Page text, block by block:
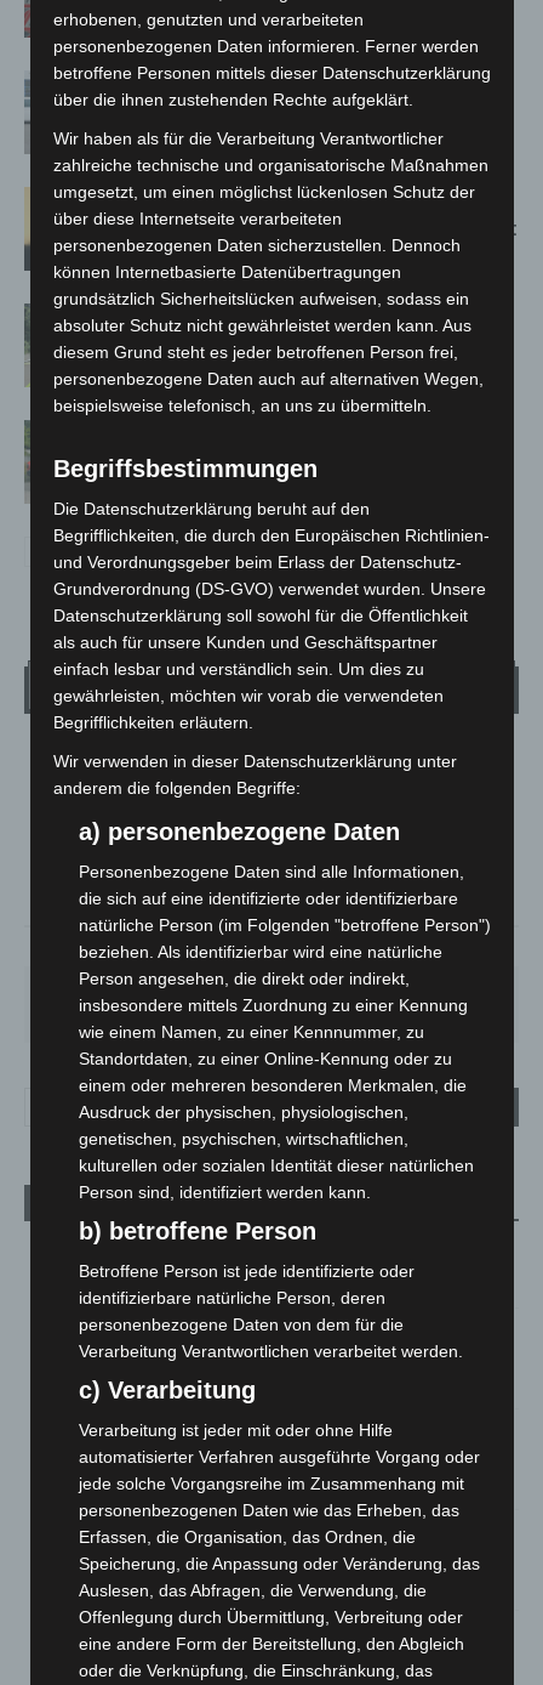
Bothfeld
Niedersachsen: Feuerwehrkräfte
kehren nach Waldbrandeinsatz aus
Spanien zurück
Hannover: Erste Tigermücken-
Population in Niedersachsen entdeckt
Brand im „Haus der Begegnung“ in
Neuwarmbüchen schnell eingedämmt
Notfallsanitäter starten beim Roten
Wetter
LANGENHAGEN
Überwiegend Bewölkt
23.5°C 24.5
22.2°
53% 1.3m/s 72%
27° 25 ° 26° 30° 34
Aktuelle Beiträge
10. August 2026
Kunst trifft Weingenuss: Barbara-Susann Mehring zeigt ihre
Werke im Jacques’ Wein-Depot Isernhagen
8. August 2026
A2: Zweite Turbobaustelle startet zwischen Hannover-West
und Bothfeld
8. August 2026
Niedersachsen: Feuerwehrkräfte kehren nach
Waldbrandeinsatz aus Spanien zurück
7. August 2026
Hannover: Erste Tigermücken-Population in Niedersachsen
erhobenen, genutzten und verarbeiteten
personenbezogenen Daten informieren. Ferner werden
betroffene Personen mittels dieser Datenschutzerklärung
über die ihnen zustehenden Rechte aufgeklärt.
Wir haben als für die Verarbeitung Verantwortlicher
zahlreiche technische und organisatorische Maßnahmen
umgesetzt, um einen möglichst lückenlosen Schutz der
über diese Internetseite verarbeiteten
personenbezogenen Daten sicherzustellen. Dennoch
können Internetbasierte Datenübertragungen
grundsätzlich Sicherheitslücken aufweisen, sodass ein
absoluter Schutz nicht gewährleistet werden kann. Aus
diesem Grund steht es jeder betroffenen Person frei,
personenbezogene Daten auch auf alternativen Wegen,
beispielsweise telefonisch, an uns zu übermitteln.
Begriffsbestimmungen
Die Datenschutzerklärung beruht auf den
Begrifflichkeiten, die durch den Europäischen Richtlinien-
und Verordnungsgeber beim Erlass der Datenschutz-
Grundverordnung (DS-GVO) verwendet wurden. Unsere
Datenschutzerklärung soll sowohl für die Öffentlichkeit
als auch für unsere Kunden und Geschäftspartner
einfach lesbar und verständlich sein. Um dies zu
gewährleisten, möchten wir vorab die verwendeten
Begrifflichkeiten erläutern.
Wir verwenden in dieser Datenschutzerklärung unter
anderem die folgenden Begriffe:
a) personenbezogene Daten
Personenbezogene Daten sind alle Informationen,
die sich auf eine identifizierte oder identifizierbare
natürliche Person (im Folgenden "betroffene Person")
beziehen. Als identifizierbar wird eine natürliche
Person angesehen, die direkt oder indirekt,
insbesondere mittels Zuordnung zu einer Kennung
wie einem Namen, zu einer Kennnummer, zu
Standortdaten, zu einer Online-Kennung oder zu
einem oder mehreren besonderen Merkmalen, die
Ausdruck der physischen, physiologischen,
genetischen, psychischen, wirtschaftlichen,
kulturellen oder sozialen Identität dieser natürlichen
Person sind, identifiziert werden kann.
b) betroffene Person
Betroffene Person ist jede identifizierte oder
identifizierbare natürliche Person, deren
personenbezogene Daten von dem für die
Verarbeitung Verantwortlichen verarbeitet werden.
c) Verarbeitung
Verarbeitung ist jeder mit oder ohne Hilfe
automatisierter Verfahren ausgeführte Vorgang oder
jede solche Vorgangsreihe im Zusammenhang mit
personenbezogenen Daten wie das Erheben, das
Erfassen, die Organisation, das Ordnen, die
Speicherung, die Anpassung oder Veränderung, das
Auslesen, das Abfragen, die Verwendung, die
Offenlegung durch Übermittlung, Verbreitung oder
eine andere Form der Bereitstellung, den Abgleich
oder die Verknüpfung, die Einschränkung, das